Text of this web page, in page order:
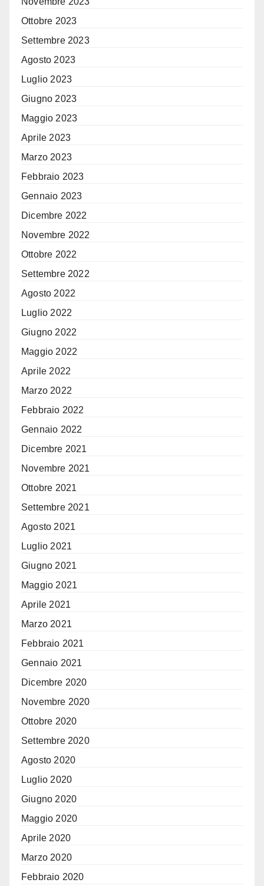
Ottobre 2023
Settembre 2023
Agosto 2023
Luglio 2023
Giugno 2023
Maggio 2023
Aprile 2023
Marzo 2023
Febbraio 2023
Gennaio 2023
Dicembre 2022
Novembre 2022
Ottobre 2022
Settembre 2022
Agosto 2022
Luglio 2022
Giugno 2022
Maggio 2022
Aprile 2022
Marzo 2022
Febbraio 2022
Gennaio 2022
Dicembre 2021
Novembre 2021
Ottobre 2021
Settembre 2021
Agosto 2021
Luglio 2021
Giugno 2021
Maggio 2021
Aprile 2021
Marzo 2021
Febbraio 2021
Gennaio 2021
Dicembre 2020
Novembre 2020
Ottobre 2020
Settembre 2020
Agosto 2020
Luglio 2020
Giugno 2020
Maggio 2020
Aprile 2020
Marzo 2020
Febbraio 2020